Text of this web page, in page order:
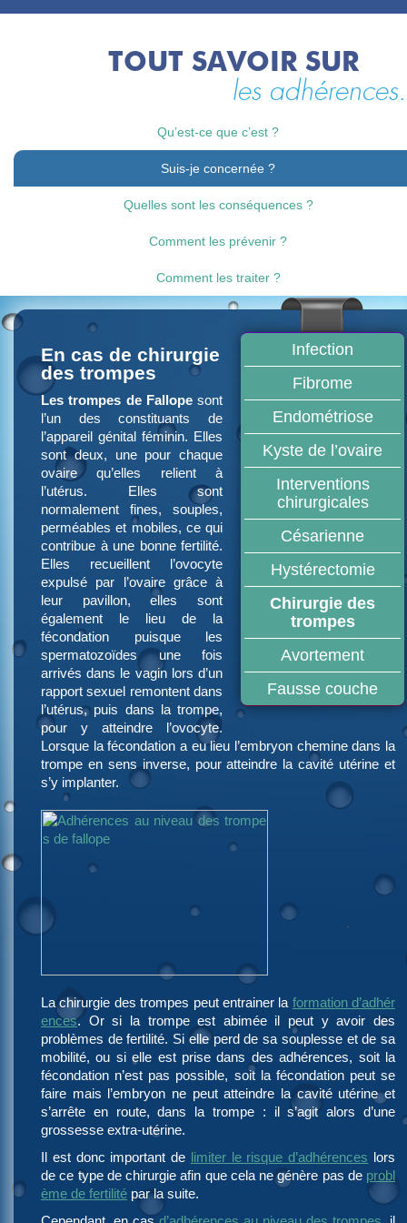
TOUT SAVOIR SUR
les
Qu’est-ce que c’est ?
Suis-je concernée ?
Quelles sont les conséquences ?
Comment les prévenir ?
Comment les traiter ?
Infection
Fibrome
Endométriose
Kyste de l’ovaire
Interventions
chirurgicales
Césarienne
Hystérectomie
Chirurgie des
trompes
Avortement
Fausse couche
En cas de chirurgie
des trompes
Les trompes de Fallopesont
l’un des constituants de
l’appareil génital féminin. Elles
sont deux, une pour chaque
ovaire qu’elles relient à
l’utérus. Elles sont
normalement fines, souples,
perméables et mobiles, ce qui
contribue à une bonne fertilité.
Elles recueillent l’ovocyte
expulsé par l’ovaire grâce à
leur pavillon, elles sont
également le lieu de la
fécondation puisque les
spermatozoïdes une fois
arrivés dans le vagin lors d’un
rapport sexuel remontent dans
l’utérus, puis dans la trompe,
pour y atteindre l’ovocyte.
Lorsque la fécondation a eu lieu l’embryon chemine dans la
trompe en sens inverse, pour atteindre la cavité utérine et
s’y implanter.
La chirurgie des trompes peut entrainer la formation d’adhér
ences. Or si la trompe est abimée il peut y avoir des
problèmes de fertilité. Si elle perd de sa souplesse et de sa
mobilité, ou si elle est prise dans des adhérences, soit la
fécondation n’est pas possible, soit la fécondation peut se
faire mais l’embryon ne peut atteindre la cavité utérine et
s’arrête en route, dans la trompe : il s’agit alors d’une
grossesse extra-utérine.
Il est donc important de limiter le risque d’adhérences lors
de ce type de chirurgie afin que cela ne génère pas de probl
ème de fertilité par la suite.